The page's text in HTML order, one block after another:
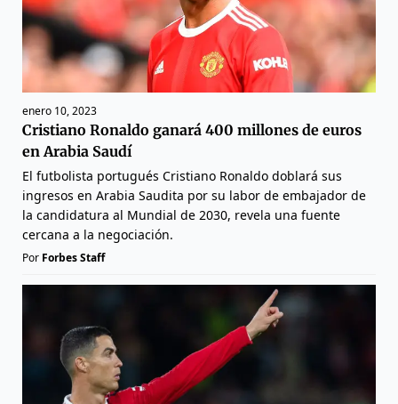
enero 10, 2023
Cristiano Ronaldo ganará 400 millones de euros
en Arabia Saudí
El futbolista portugués Cristiano Ronaldo doblará sus
ingresos en Arabia Saudita por su labor de embajador de
la candidatura al Mundial de 2030, revela una fuente
cercana a la negociación.
Por Forbes Staff